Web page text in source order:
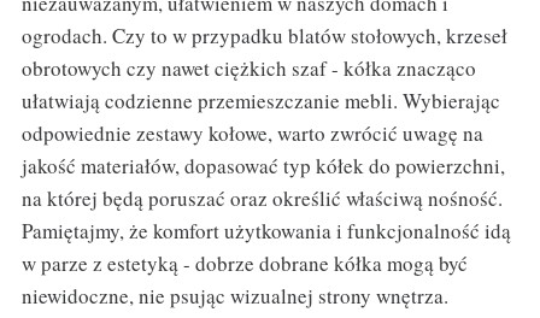
ogrodach. Czy to w przypadku blatów stołowych, krzeseł
obrotowych czy nawet ciężkich szaf - kółka znacząco
ułatwiają codzienne przemieszczanie mebli. Wybierając
odpowiednie zestawy kołowe, warto zwrócić uwagę na
jakość materiałów, dopasować typ kółek do powierzchni,
na której będą poruszać oraz określić właściwą nośność.
Pamiętajmy, że komfort użytkowania i funkcjonalność idą
w parze z estetyką - dobrze dobrane kółka mogą być
niewidoczne, nie psując wizualnej strony wnętrza.